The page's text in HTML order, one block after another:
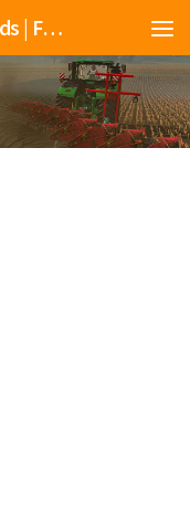
Landwirtschafts Simulator 25 Mods | Farming Simulator 25 Mods | FS25 Mods